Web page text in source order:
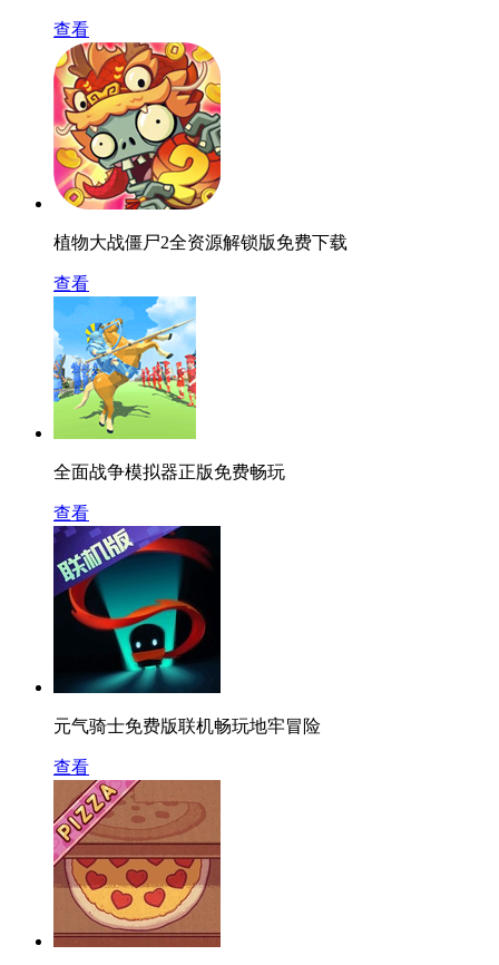
查看
植物大战僵尸2全资源解锁版免费下载
查看
全面战争模拟器正版免费畅玩
查看
元气骑士免费版联机畅玩地牢冒险
查看